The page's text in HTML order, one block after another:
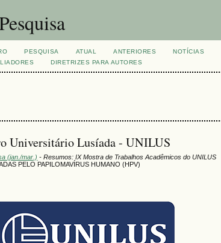
PESQUISA ATUAL ANTERIORES NOTÍCIAS
DIRETRIZES PARA AUTORES
Universitário Lusíada - UNILUS
(jan./mar.) - Resumos: IX Mostra de Trabalhos Acadêmicos do UNILUS
PELO PAPILOMAVÍRUS HUMANO (HPV)